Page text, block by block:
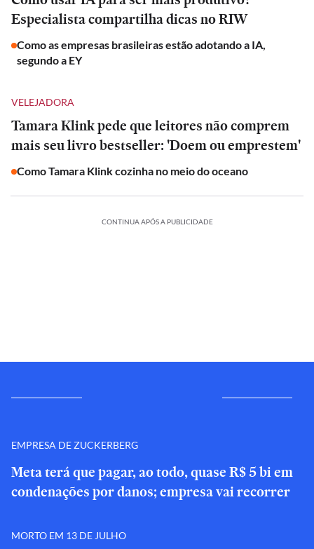
Especialista compartilha dicas no RIW
Como as empresas brasileiras estão adotando a IA,
segundo a EY
VELEJADORA
Tamara Klink pede que leitores não comprem
mais seu livro bestseller: 'Doem ou emprestem'
Como Tamara Klink cozinha no meio do oceano
CONTINUA APÓS A PUBLICIDADE
EMPRESA DE ZUCKERBERG
Meta terá que pagar, ao todo, quase R$ 5 bi em
condenações por danos; empresa vai recorrer
MORTO EM 13 DE JULHO